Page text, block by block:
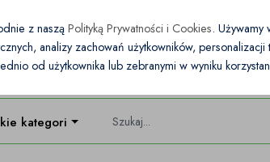
kategorie
z naszą Polityką Prywatności i Cookies. Używamy
analizy zachowań użytkowników,
od użytkownika lub zebranymi w wyniku